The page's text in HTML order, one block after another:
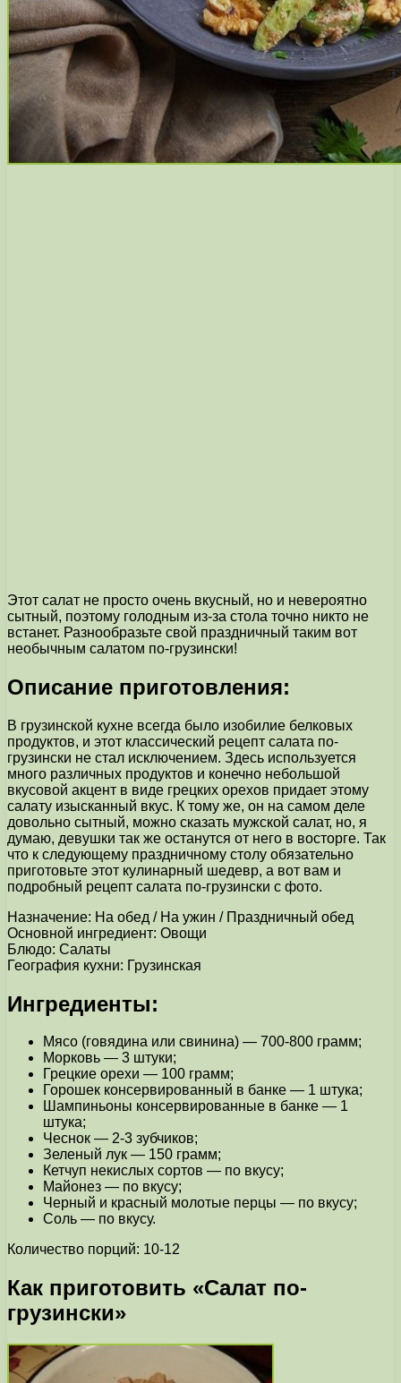
Этот салат не просто очень вкусный, но и невероятно
сытный, поэтому голодным из-за стола точно никто не
встанет. Разнообразьте свой праздничный таким вот
необычным салатом по-грузински!
Описание приготовления:
В грузинской кухне всегда было изобилие белковых
продуктов, и этот классический рецепт салата по-
грузински не стал исключением. Здесь используется
много различных продуктов и конечно небольшой
вкусовой акцент в виде грецких орехов придает этому
салату изысканный вкус. К тому же, он на самом деле
довольно сытный, можно сказать мужской салат, но, я
думаю, девушки так же останутся от него в восторге. Так
что к следующему праздничному столу обязательно
приготовьте этот кулинарный шедевр, а вот вам и
подробный рецепт салата по-грузински с фото.
Назначение: На обед / На ужин / Праздничный обед
Основной ингредиент: Овощи
Блюдо: Салаты
География кухни: Грузинская
Ингредиенты:
Мясо (говядина или свинина) — 700-800 грамм;
Морковь — 3 штуки;
Грецкие орехи — 100 грамм;
Горошек консервированный в банке — 1 штука;
Шампиньоны консервированные в банке — 1
штука;
Чеснок — 2-3 зубчиков;
Зеленый лук — 150 грамм;
Кетчуп некислых сортов — по вкусу;
Майонез — по вкусу;
Черный и красный молотые перцы — по вкусу;
Соль — по вкусу.
Количество порций: 10-12
Как приготовить «Салат по-
грузински»